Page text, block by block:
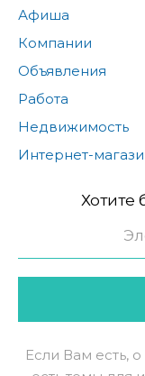
Афиша
Компании
Объявления
Работа
Недвижимость
Интернет-
Хотите
Если Вам есть,